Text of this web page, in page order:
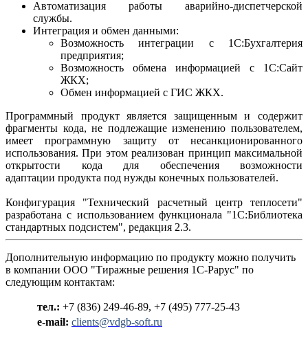
Автоматизация работы аварийно-диспетчерской
службы.
Интеграция и обмен данными:
Возможность интеграции с 1С:Бухгалтерия
предприятия;
Возможность обмена информацией с 1С:Сайт
ЖКХ;
Обмен информацией с ГИС ЖКХ.
Программный продукт является защищенным и содержит
фрагменты кода, не подлежащие изменению пользователем,
имеет программную защиту от несанкционированного
использования. При этом реализован принцип максимальной
открытости кода для обеспечения возможности
адаптации продукта под нужды конечных пользователей.
Конфигурация "Технический расчетный центр теплосети"
разработана с использованием функционала "1С:Библиотека
стандартных подсистем", редакция 2.3.
Дополнительную информацию по продукту можно получить
в компании ООО "Тиражные решения 1С-Рарус" по
следующим контактам:
тел.: +7 (836) 249-46-89, +7 (495) 777-25-43
e-mail: clients@vdgb-soft.ru